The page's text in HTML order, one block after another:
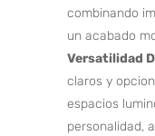
combinando
un acabado
Versatilidad
claros y
espacios
personalidad,